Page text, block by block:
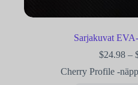
Sarjakuvat
$24.98 –
Cherry Profile -